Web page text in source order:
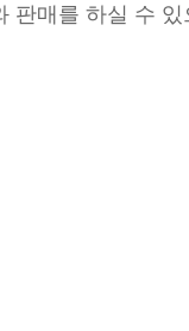
매를 하실 수